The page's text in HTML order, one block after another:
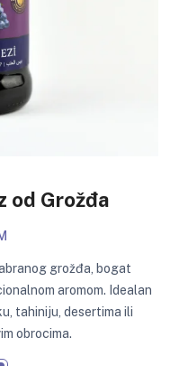
od Grožđa
grožđa, bogat
aromom. Idealan
tahiniju, desertima ili
obrocima.